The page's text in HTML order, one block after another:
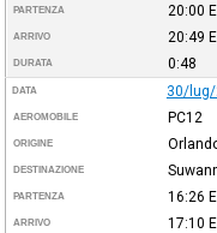
PARTENZA 20:00
ARRIVO 20:49
DURATA 0:48
DATA 30/
AEROMOBILE PC12
ORIGINE
DESTINAZIONE
PARTENZA 16:26
ARRIVO 17:10